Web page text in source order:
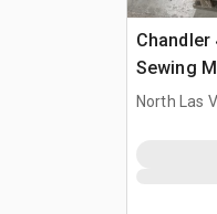
Chandler
Sewing
North Las